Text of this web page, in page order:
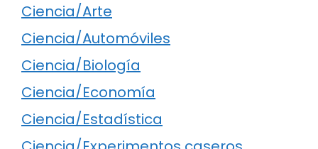
Ciencia/Arte
Ciencia/Automóviles
Ciencia/Biología
Ciencia/Economía
Ciencia/Estadística